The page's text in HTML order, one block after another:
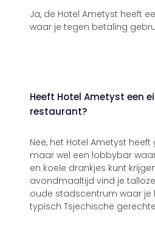
Ja, de Hotel Ametyst heeft
waar je tegen betaling
Heeft Hotel Ametyst een
restaurant?
Nee, het Hotel Ametyst
maar wel een lobbybar
en koele drankjes kunt
avondmaaltijd vind je
oude stadscentrum waar je
typisch Tsjechische